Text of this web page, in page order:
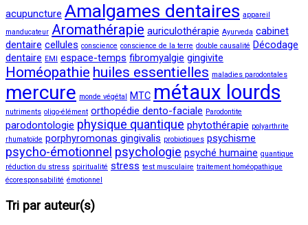
acupuncture Amalgames dentaires appareil
manducateur Aromathérapie auriculothérapie Ayurveda cabinet
dentaire cellules conscience conscience de la terre double causalité Décodage
dentaire EMI espace-temps fibromyalgie gingivite
Homéopathie huiles essentielles maladies parodontales
mercure monde végétal MTC métaux lourds
nutriments oligo-élément orthopédie dento-faciale Parodontite
parodontologie physique quantique phytothérapie polyarthrite
rhumatoïde porphyromonas gingivalis probiotiques psychisme
psycho-émotionnel psychologie psyché humaine quantique
réduction du stress spiritualité stress test musculaire traitement homéopathique
écoresponsabilité émotionnel
Tri par auteur(s)